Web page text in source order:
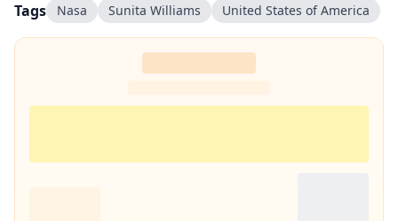
Tags Nasa Sunita Williams United States of America